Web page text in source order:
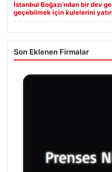
İstanbul Boğazı’ndan bir dev
geçebilmek için kulelerini
Son Eklenen Firmalar